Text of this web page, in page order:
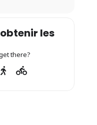
les
there?